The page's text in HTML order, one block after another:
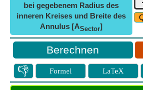
bei gegebenem Radius des
inneren Kreises und Breite des
Annulus [ASector]
👎 Formel LaTeX